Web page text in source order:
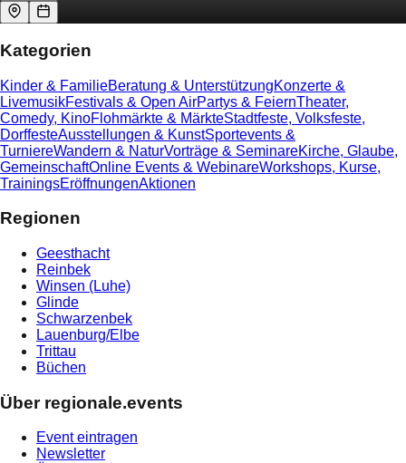
Kategorien
Kinder & FamilieBeratung & UnterstützungKonzerte &
LivemusikFestivals & Open AirPartys & FeiernTheater,
Comedy, KinoFlohmärkte & MärkteStadtfeste, Volksfeste,
DorffesteAusstellungen & KunstSportevents &
TurniereWandern & NaturVorträge & SeminareKirche, Glaube,
GemeinschaftOnline Events & WebinareWorkshops, Kurse,
TrainingsEröffnungenAktionen
Regionen
Geesthacht
Reinbek
Winsen (Luhe)
Glinde
Schwarzenbek
Lauenburg/Elbe
Trittau
Büchen
Über regionale.events
Event eintragen
Newsletter